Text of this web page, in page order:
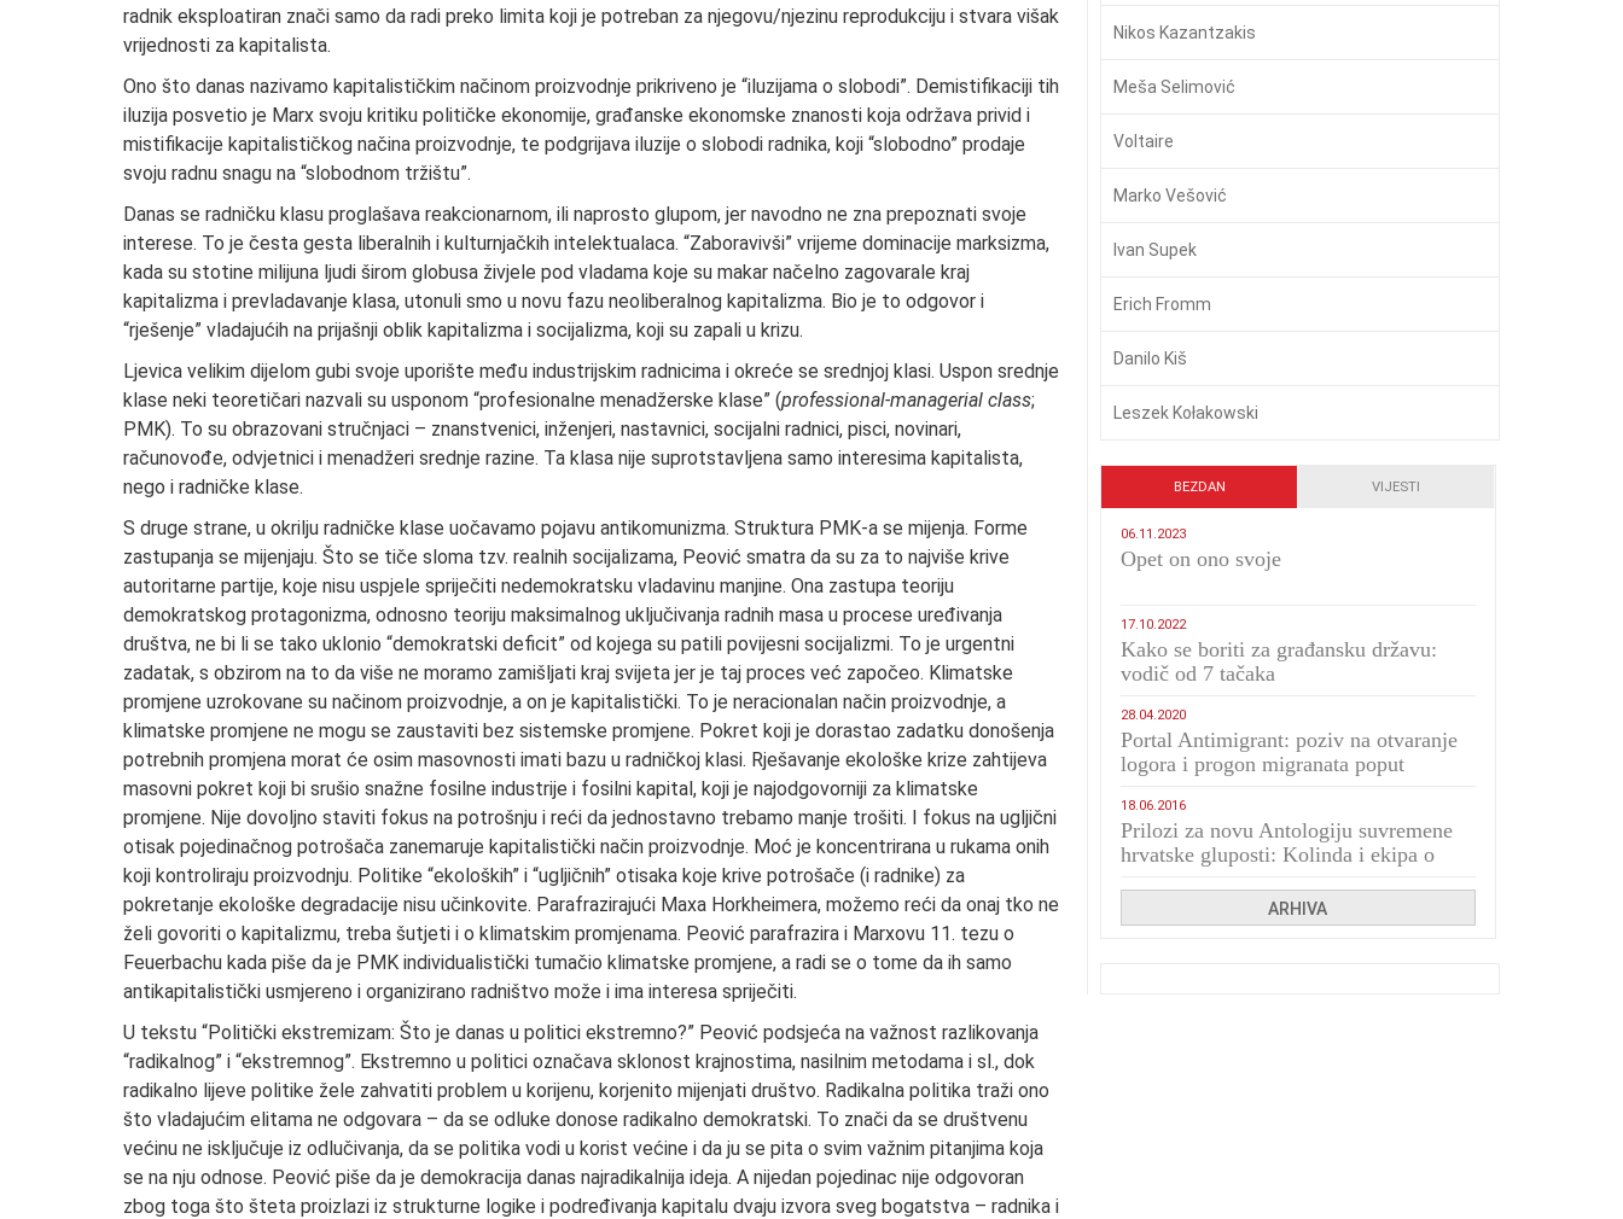
radnik eksploatiran znači samo da radi preko limita koji je potreban za njegovu/njezinu reprodukciju i stvara višak
vrijednosti za kapitalista.
Ono što danas nazivamo kapitalističkim načinom proizvodnje prikriveno je “iluzijama o slobodi”. Demistifikaciji tih
iluzija posvetio je Marx svoju kritiku političke ekonomije, građanske ekonomske znanosti koja održava privid i
mistifikacije kapitalističkog načina proizvodnje, te podgrijava iluzije o slobodi radnika, koji “slobodno” prodaje
svoju radnu snagu na “slobodnom tržištu”.
Danas se radničku klasu proglašava reakcionarnom, ili naprosto glupom, jer navodno ne zna prepoznati svoje
interese. To je česta gesta liberalnih i kulturnjačkih intelektualaca. “Zaboravivši” vrijeme dominacije marksizma,
kada su stotine milijuna ljudi širom globusa živjele pod vladama koje su makar načelno zagovarale kraj
kapitalizma i prevladavanje klasa, utonuli smo u novu fazu neoliberalnog kapitalizma. Bio je to odgovor i
“rješenje” vladajućih na prijašnji oblik kapitalizma i socijalizma, koji su zapali u krizu.
Ljevica velikim dijelom gubi svoje uporište među industrijskim radnicima i okreće se srednjoj klasi. Uspon srednje
klase neki teoretičari nazvali su usponom “profesionalne menadžerske klase” (professional-managerial class;
PMK). To su obrazovani stručnjaci – znanstvenici, inženjeri, nastavnici, socijalni radnici, pisci, novinari,
računovođe, odvjetnici i menadžeri srednje razine. Ta klasa nije suprotstavljena samo interesima kapitalista,
nego i radničke klase.
S druge strane, u okrilju radničke klase uočavamo pojavu antikomunizma. Struktura PMK-a se mijenja. Forme
zastupanja se mijenjaju. Što se tiče sloma tzv. realnih socijalizama, Peović smatra da su za to najviše krive
autoritarne partije, koje nisu uspjele spriječiti nedemokratsku vladavinu manjine. Ona zastupa teoriju
demokratskog protagonizma, odnosno teoriju maksimalnog uključivanja radnih masa u procese uređivanja
društva, ne bi li se tako uklonio “demokratski deficit” od kojega su patili povijesni socijalizmi. To je urgentni
zadatak, s obzirom na to da više ne moramo zamišljati kraj svijeta jer je taj proces već započeo. Klimatske
promjene uzrokovane su načinom proizvodnje, a on je kapitalistički. To je neracionalan način proizvodnje, a
klimatske promjene ne mogu se zaustaviti bez sistemske promjene. Pokret koji je dorastao zadatku donošenja
potrebnih promjena morat će osim masovnosti imati bazu u radničkoj klasi. Rješavanje ekološke krize zahtijeva
masovni pokret koji bi srušio snažne fosilne industrije i fosilni kapital, koji je najodgovorniji za klimatske
promjene. Nije dovoljno staviti fokus na potrošnju i reći da jednostavno trebamo manje trošiti. I fokus na ugljični
otisak pojedinačnog potrošača zanemaruje kapitalistički način proizvodnje. Moć je koncentrirana u rukama onih
koji kontroliraju proizvodnju. Politike “ekoloških” i “ugljičnih” otisaka koje krive potrošače (i radnike) za
pokretanje ekološke degradacije nisu učinkovite. Parafrazirajući Maxa Horkheimera, možemo reći da onaj tko ne
želi govoriti o kapitalizmu, treba šutjeti i o klimatskim promjenama. Peović parafrazira i Marxovu 11. tezu o
Feuerbachu kada piše da je PMK individualistički tumačio klimatske promjene, a radi se o tome da ih samo
antikapitalistički usmjereno i organizirano radništvo može i ima interesa spriječiti.
U tekstu “Politički ekstremizam: Što je danas u politici ekstremno?” Peović podsjeća na važnost razlikovanja
“radikalnog” i “ekstremnog”. Ekstremno u politici označava sklonost krajnostima, nasilnim metodama i sl., dok
radikalno lijeve politike žele zahvatiti problem u korijenu, korjenito mijenjati društvo. Radikalna politika traži ono
što vladajućim elitama ne odgovara – da se odluke donose radikalno demokratski. To znači da se društvenu
većinu ne isključuje iz odlučivanja, da se politika vodi u korist većine i da ju se pita o svim važnim pitanjima koja
se na nju odnose. Peović piše da je demokracija danas najradikalnija ideja. A nijedan pojedinac nije odgovoran
zbog toga što šteta proizlazi iz strukturne logike i podređivanja kapitalu dvaju izvora sveg bogatstva – radnika i
Nikos Kazantzakis
Meša Selimović
Voltaire
Marko Vešović
Ivan Supek
Erich Fromm
Danilo Kiš
Leszek Kołakowski
BEZDAN VIJESTI
06.11.2023
​Opet on ono svoje
17.10.2022
Kako se boriti za građansku državu:
vodič od 7 tačaka
28.04.2020
Portal Antimigrant: poziv na otvaranje
logora i progon migranata poput
18.06.2016
Prilozi za novu Antologiju suvremene
hrvatske gluposti: Kolinda i ekipa o
ARHIVA